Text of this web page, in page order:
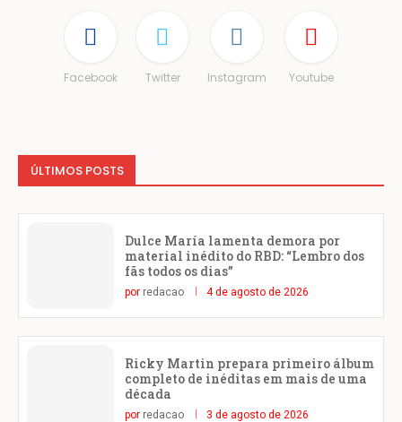
Facebook Twitter Instagram Youtube
ÚLTIMOS POSTS
Dulce María lamenta demora por
material inédito do RBD: “Lembro dos
fãs todos os dias”
por redacao 4 de agosto de 2026
Ricky Martin prepara primeiro álbum
completo de inéditas em mais de uma
década
por redacao 3 de agosto de 2026